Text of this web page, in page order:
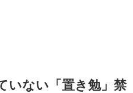
いない「置き勉」禁